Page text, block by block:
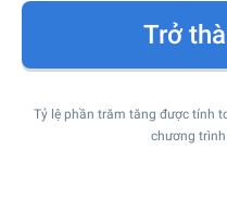
Trở
Tỷ lệ phần trăm tăng được tính
chương